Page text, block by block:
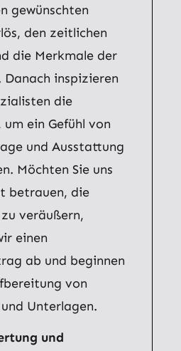
gewünschten
den zeitlichen
die Merkmale der
inspizieren
die
ein Gefühl von
und Ausstattung
Möchten Sie uns
betrauen, die
veräußern,
einen
ab und beginnen
von
Unterlagen.
und